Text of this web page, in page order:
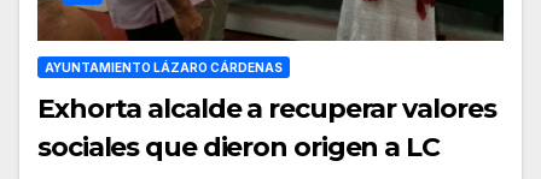
AYUNTAMIENTO LÁZARO CÁRDENAS
Exhorta alcalde a recuperar valores
sociales que dieron origen a LC